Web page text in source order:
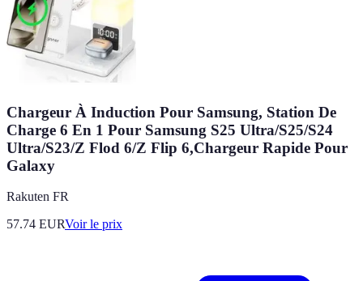
Chargeur À Induction Pour Samsung, Station De
Charge 6 En 1 Pour Samsung S25 Ultra/S25/S24
Ultra/S23/Z Flod 6/Z Flip 6,Chargeur Rapide Pour
Galaxy
Rakuten FR
57.74 EURVoir le prix